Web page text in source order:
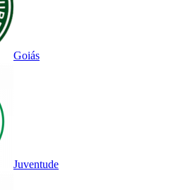
Goiás
Juventude